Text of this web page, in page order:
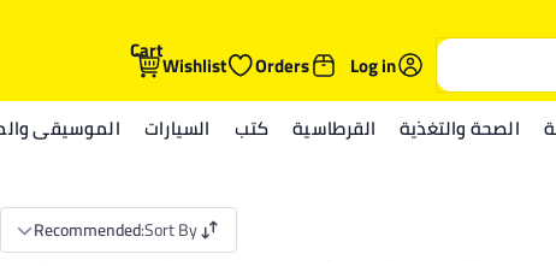
Log in
Orders
Wishlist
Cart
الصحة والتغذية القرطاسية كتب السيارات الموسيقى
Sort By
:
Recommended